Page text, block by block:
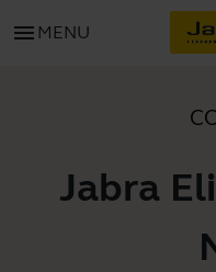
menu MENU
Jabra